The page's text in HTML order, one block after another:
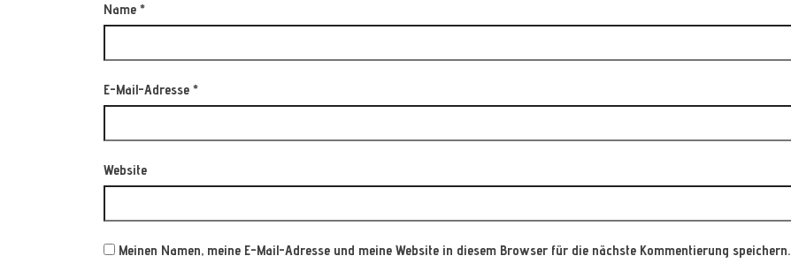
Name *
E-Mail-Adresse *
Website
Meinen Namen, meine E-Mail-Adresse und meine Website in diesem Browser für die nächste Kommentierung speichern.